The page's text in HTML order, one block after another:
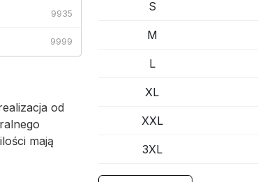
9935
9999
od
mają
S
M
L
XL
XXL
3XL